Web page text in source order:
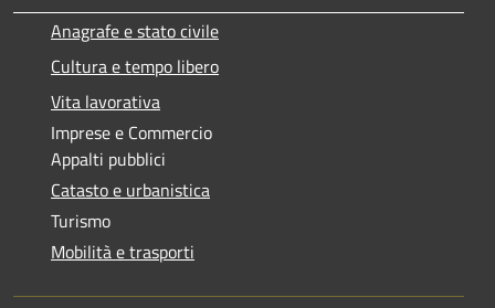
Anagrafe e stato civile
Cultura e tempo libero
Vita lavorativa
Imprese e Commercio
Appalti pubblici
Catasto e urbanistica
Turismo
Mobilità e trasporti